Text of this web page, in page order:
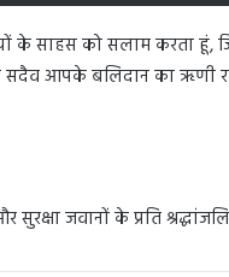
के साहस को सलाम करता हूं,
सदैव आपके बलिदान का ऋणी
जवानों के प्रति